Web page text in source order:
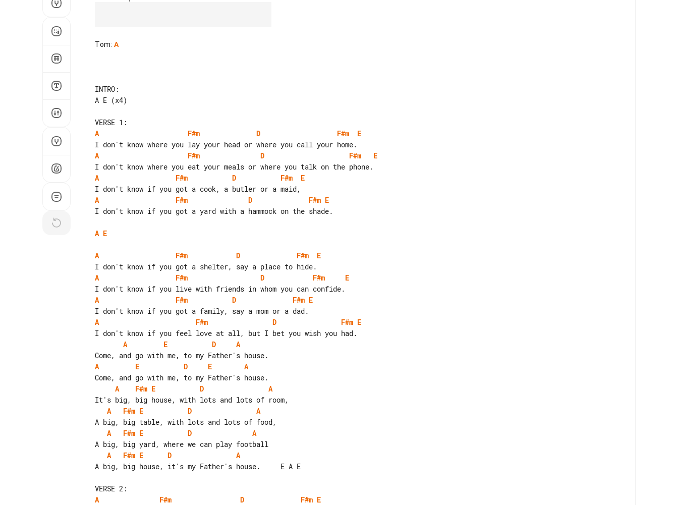
Tom: A
INTRO:
A E (x4)
A
F#m D F#m
E
A
F#m D F#m
E
A
F#m D F#m
E
A
F#m D F#m E
I don't know if you got a yard with a hammock on the shade.
A E
A F#m D F#m
E
A
F#m D F#m
E
A
F#m D F#m E
A
F#m D F#m E
A
E D
A
A
E D E
A
A
F#m E D
A
A
F#m E D
A
A
F#m E D
A
A
F#m E D
A
A big, big house, it's my Father's house.     E A E
A
F#m D F#m E